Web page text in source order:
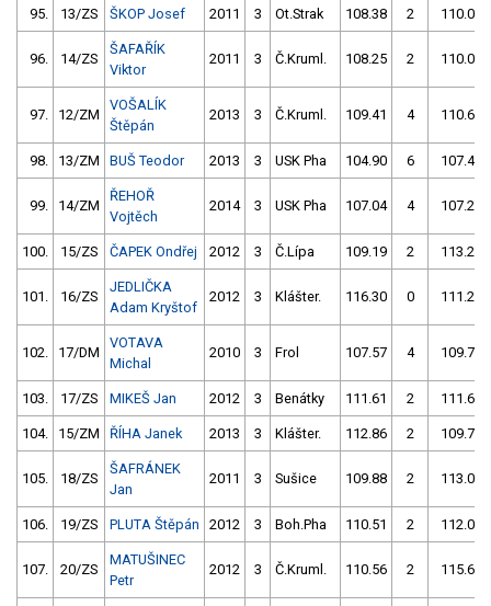
95. 13/ZS ŠKOP Josef 2011 3 Ot.Strak 108.38 2 110.01
96. 14/ZS
ŠAFAŘÍK
Viktor
2011 3 Č.Kruml. 108.25 2 110.07
97. 12/ZM
VOŠALÍK
Štěpán
2013 3 Č.Kruml. 109.41 4 110.67
98. 13/ZM BUŠ Teodor 2013 3 USK Pha 104.90 6 107.45
99. 14/ZM
ŘEHOŘ
Vojtěch
2014 3 USK Pha 107.04 4 107.23
100. 15/ZS ČAPEK Ondřej 2012 3 Č.Lípa 109.19 2 113.25
101. 16/ZS
JEDLIČKA
Adam Kryštof
2012 3 Klášter. 116.30 0 111.26
102. 17/DM
VOTAVA
Michal
2010 3 Frol 107.57 4 109.75
103. 17/ZS MIKEŠ Jan 2012 3 Benátky 111.61 2 111.65
104. 15/ZM ŘÍHA Janek 2013 3 Klášter. 112.86 2 109.75
105. 18/ZS
ŠAFRÁNEK
Jan
2011 3 Sušice 109.88 2 113.03
106. 19/ZS PLUTA Štěpán 2012 3 Boh.Pha 110.51 2 112.02
107. 20/ZS
MATUŠINEC
Petr
2012 3 Č.Kruml. 110.56 2 115.63